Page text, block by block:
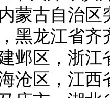
蒙古自治
黑龙江省
邺区，浙
沧区，江